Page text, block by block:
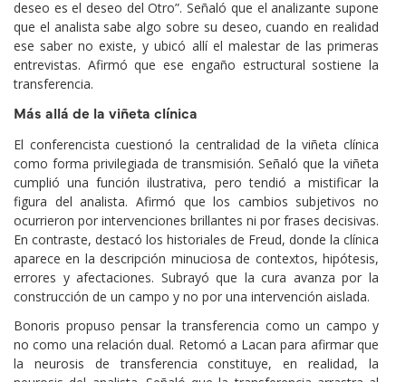
deseo es el deseo del Otro”. Señaló que el analizante supone
que el analista sabe algo sobre su deseo, cuando en realidad
ese saber no existe, y ubicó allí el malestar de las primeras
entrevistas. Afirmó que ese engaño estructural sostiene la
transferencia.
Más allá de la viñeta clínica
El conferencista cuestionó la centralidad de la viñeta clínica
como forma privilegiada de transmisión. Señaló que la viñeta
cumplió una función ilustrativa, pero tendió a mistificar la
figura del analista. Afirmó que los cambios subjetivos no
ocurrieron por intervenciones brillantes ni por frases decisivas.
En contraste, destacó los historiales de Freud, donde la clínica
aparece en la descripción minuciosa de contextos, hipótesis,
errores y afectaciones. Subrayó que la cura avanza por la
construcción de un campo y no por una intervención aislada.
Bonoris propuso pensar la transferencia como un campo y
no como una relación dual. Retomó a Lacan para afirmar que
la neurosis de transferencia constituye, en realidad, la